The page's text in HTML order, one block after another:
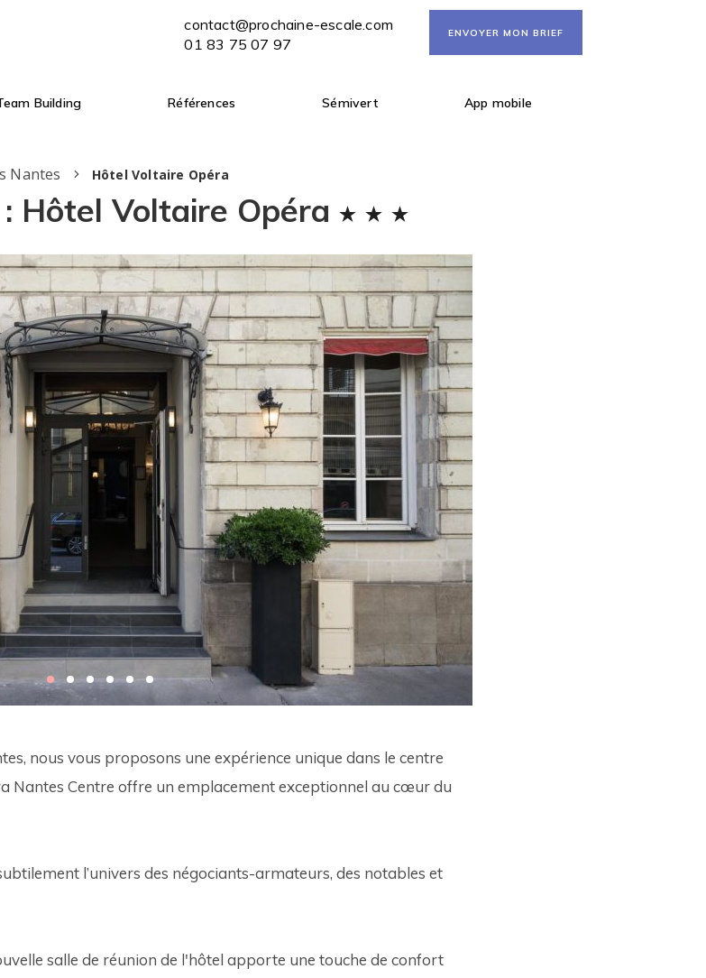
ENVOYER MON BRIEF
contact@prochaine-escale.com
01 83 75 07 97
ENVOYER MON BRIEF
Building Références Sémivert App mobile
Nantes Hôtel Voltaire Opéra
Hôtel Voltaire Opéra
nous vous proposons une expérience unique dans le centre
Nantes Centre offre un emplacement exceptionnel au cœur du
l’univers des négociants-armateurs, des notables et
salle de réunion de l'hôtel apporte une touche de confort